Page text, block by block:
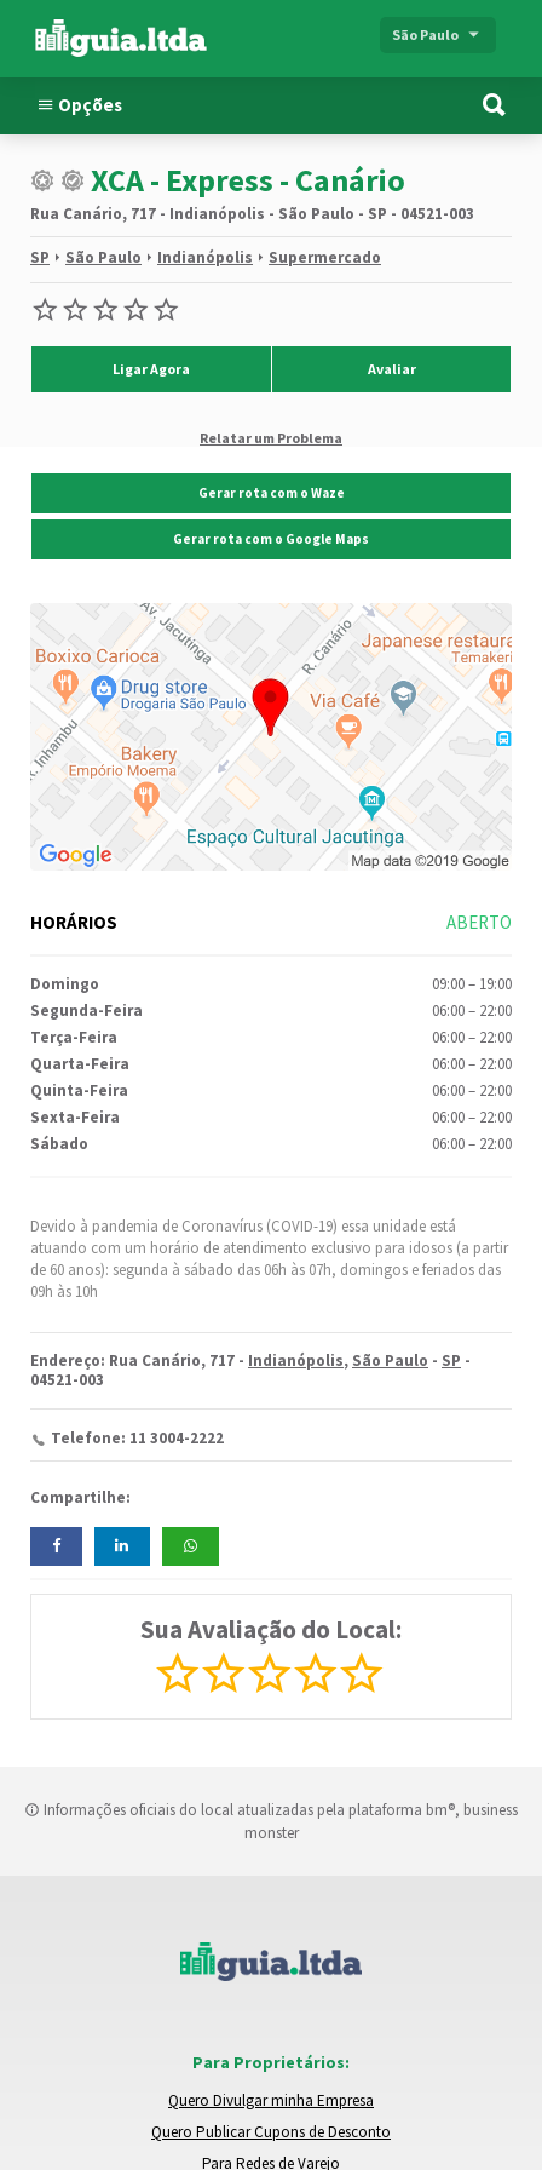
São Paulo
Opções
XCA - Express - Canário
Rua Canário, 717 - Indianópolis - São Paulo - SP - 04521-003
SP São Paulo Indianópolis Supermercado
Ligar Agora Avaliar
Relatar um Problema
Devido à pandemia de Coronavírus (COVID-19) essa unidade está
atuando com um horário de atendimento exclusivo para idosos (a partir
de 60 anos): segunda à sábado das 06h às 07h, domingos e feriados das
09h às 10h
Endereço: Rua Canário, 717 - Indianópolis, São Paulo - SP -
04521-003
Telefone: 11 3004-2222
Compartilhe:
Sua Avaliação do Local:
Gerar rota com o Waze
Gerar rota com o Google Maps
HORÁRIOS ABERTO
Domingo 09:00– 19:00
Segunda-Feira
06:00– 22:00
Terça-Feira
06:00– 22:00
Quarta-Feira
06:00– 22:00
Quinta-Feira
06:00– 22:00
Sexta-Feira
06:00– 22:00
Sábado
06:00– 22:00
Informações oficiais do local atualizadas pela plataforma bm®, business
monster
Para Proprietários:
Quero Divulgar minha Empresa
Quero Publicar Cupons de Desconto
Para Redes de Varejo